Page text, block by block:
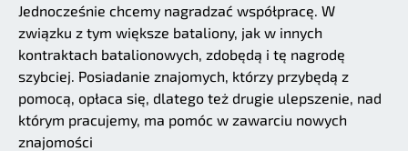
Jednocześnie chcemy nagradzać współpracę. W
związku z tym większe bataliony, jak w innych
kontraktach batalionowych, zdobędą i tę nagrodę
szybciej. Posiadanie znajomych, którzy przybędą z
pomocą, opłaca się, dlatego też drugie ulepszenie, nad
którym pracujemy, ma pomóc w zawarciu nowych
znajomości